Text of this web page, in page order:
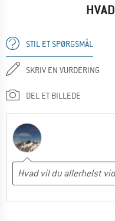
STIL ET SPØRGSMÅL
SKRIV EN VURDERING
DEL ET BILLEDE